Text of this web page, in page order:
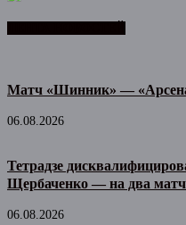
Матч «Шинник» —
06.08.2026
Тетрадзе
Щербаченко — на два
06.08.2026